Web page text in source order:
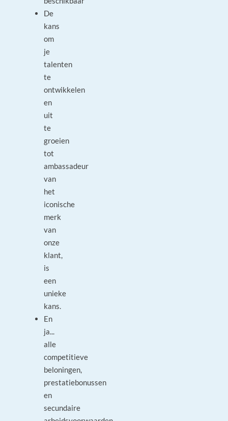
De
kans
om
je
talenten
te
ontwikkelen
en
uit
te
groeien
tot
ambassadeur
van
het
iconische
merk
van
onze
klant,
is
een
unieke
kans.
En
ja...
alle
competitieve
beloningen,
prestatiebonussen
en
secundaire